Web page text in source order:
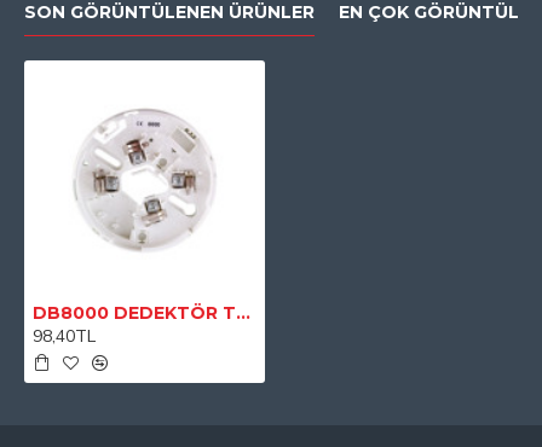
SON GÖRÜNTÜLENEN ÜRÜNLER EN ÇOK
DB8000 DEDEKTÖR TABANI
98,40TL